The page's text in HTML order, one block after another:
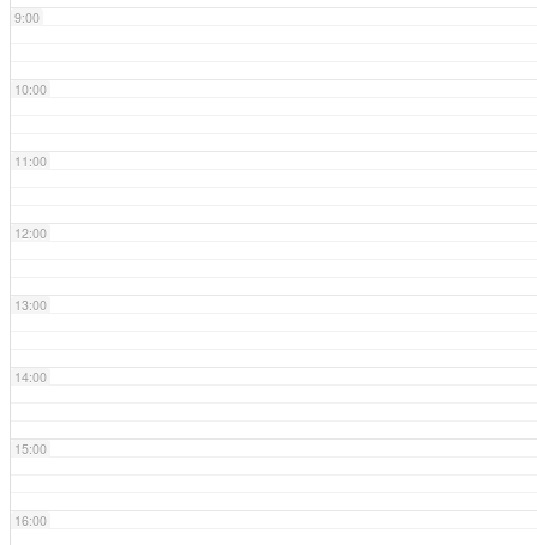
9:00
10:00
11:00
12:00
13:00
14:00
15:00
16:00